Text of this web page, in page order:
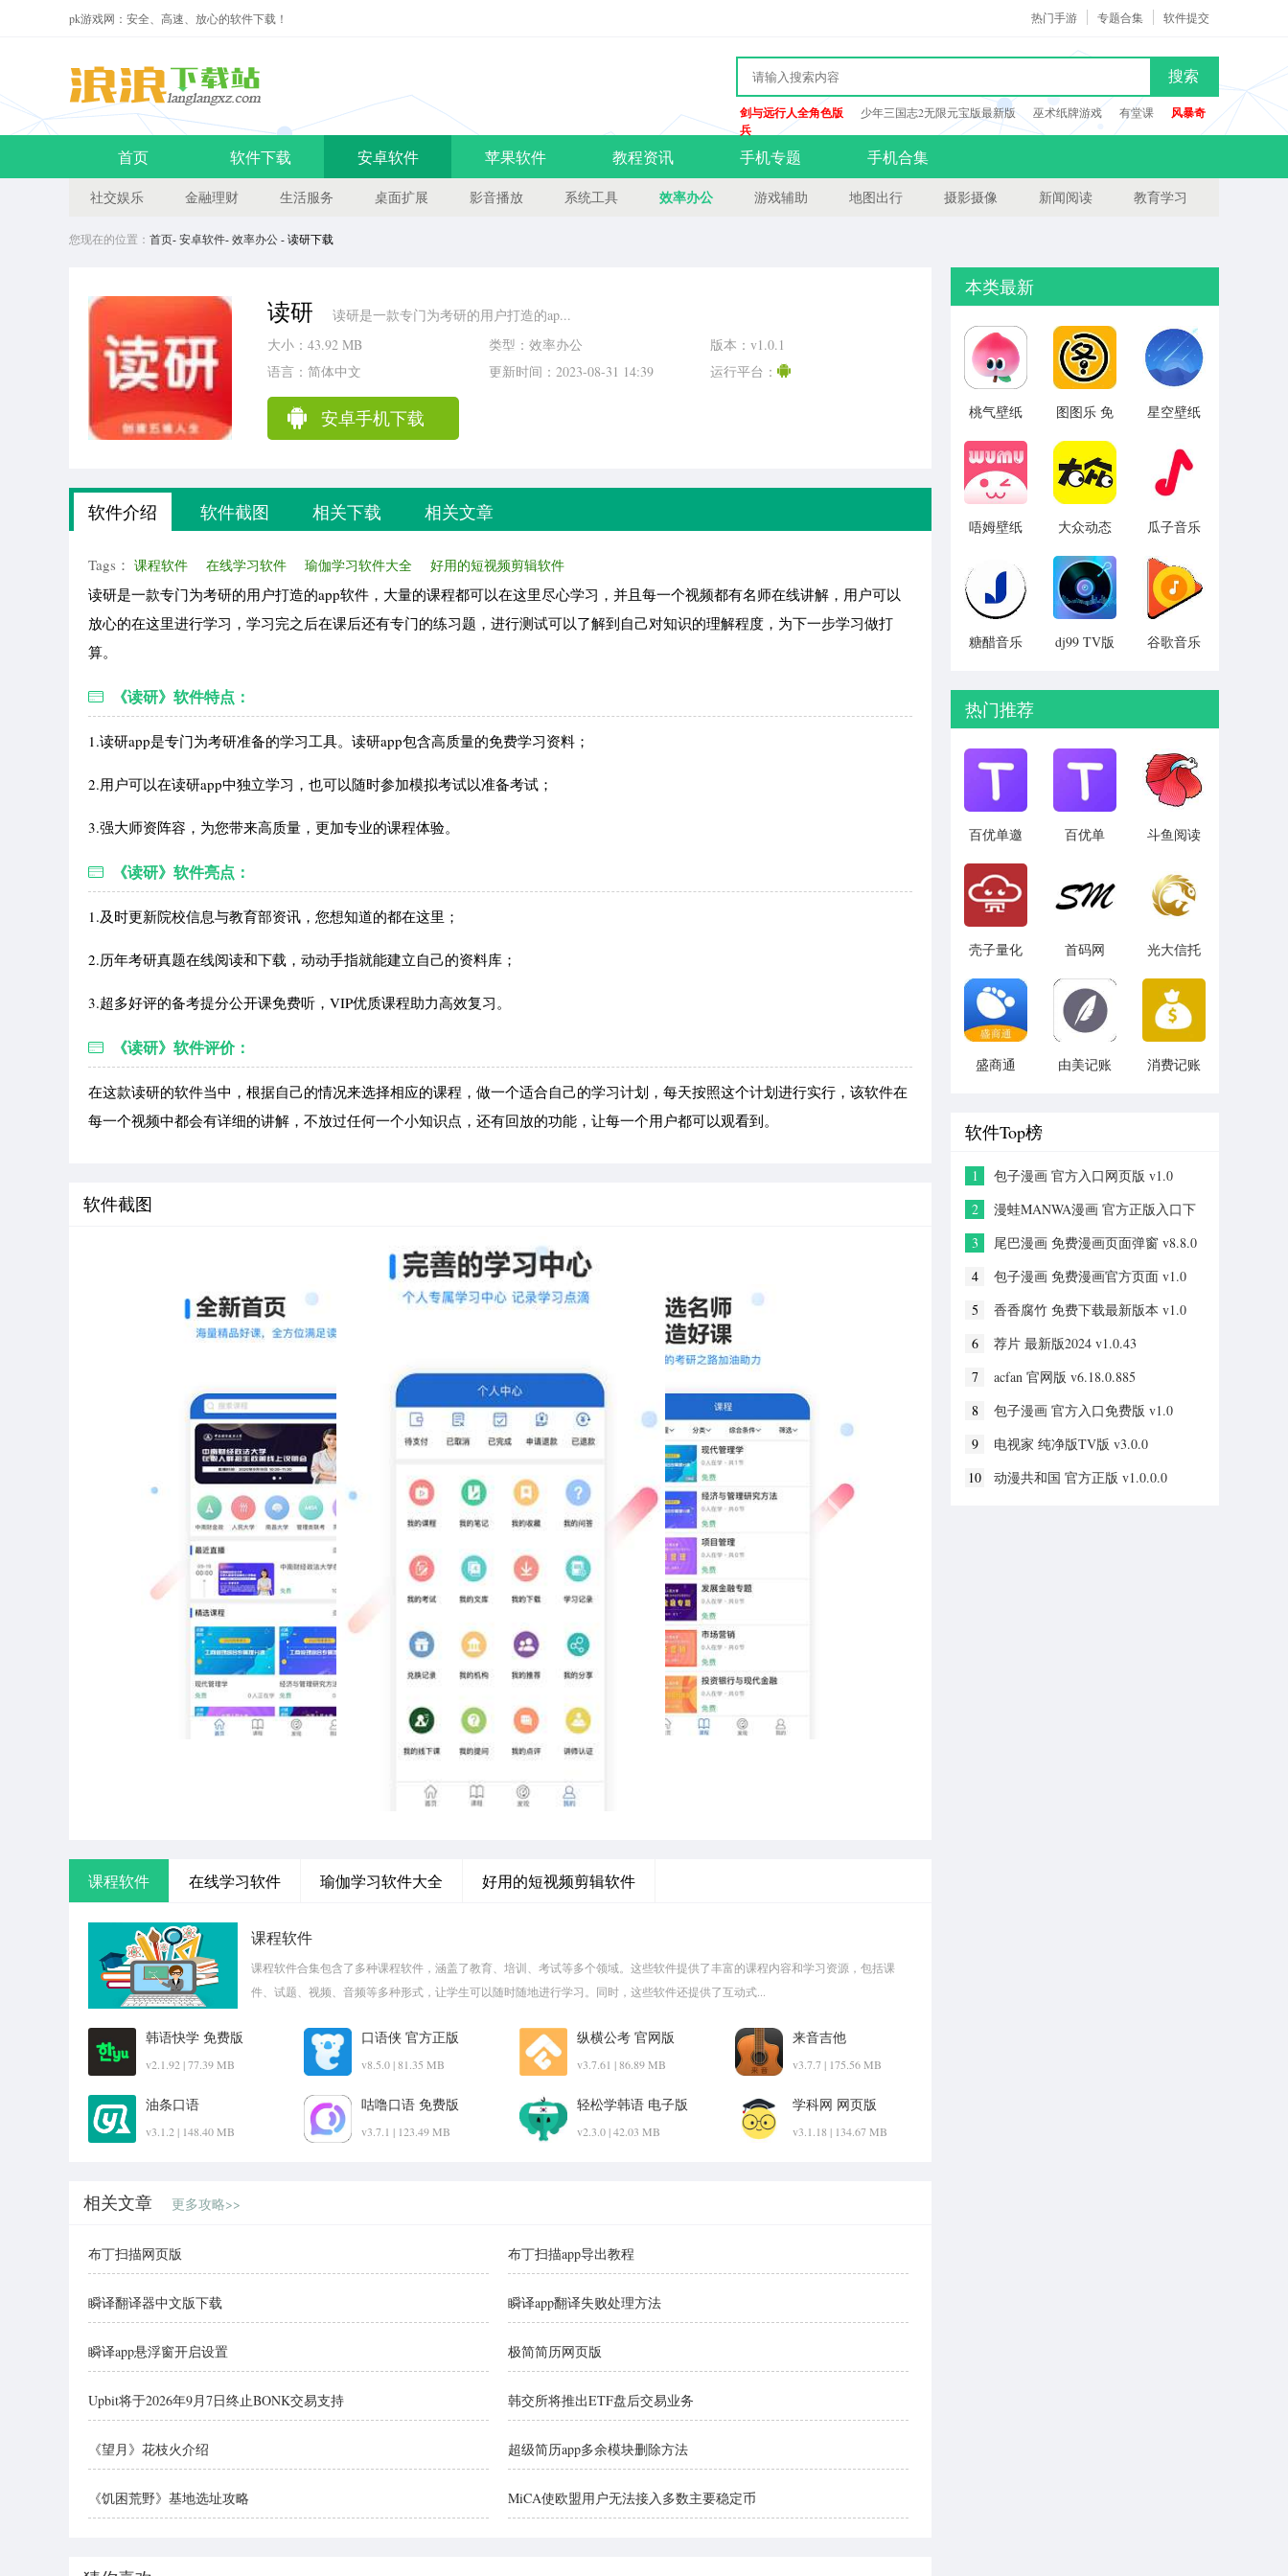
pk游戏网：安全、高速、放心的软件下载！ 软件提交
专题合集
热门手游
搜索
剑与远行人全角色版 少年三国志2无限元宝版最新版 巫术纸牌游戏 有堂课
风暴奇
兵
首页 软件下载 安卓软件 苹果软件 教程资讯 手机专题 手机合集
社交娱乐 金融理财 生活服务 桌面扩展 影音播放 系统工具 效率办公 游戏辅助 地图出行 摄影摄像 新闻阅读 教育学习
您现在的位置： 首页-安卓软件-效率办公- 读研下载
读研
读研是一款专门为考研的用户打造的ap...
大小：43.92 MB
类型：效率办公
版本：v1.0.1
语言：简体中文
更新时间：2023-08-31 14:39 运行平台：
安卓手机下载
软件介绍 软件截图 相关下载 相关文章
Tags： 课程软件 在线学习软件 瑜伽学习软件大全 好用的短视频剪辑软件
读研是一款专门为考研的用户打造的app软件，大量的课程都可以在这里尽心学习，并且每一个视频都有名师在线讲解，用户可以
放心的在这里进行学习，学习完之后在课后还有专门的练习题，进行测试可以了解到自己对知识的理解程度，为下一步学习做打
算。
《读研》软件特点：
1.读研app是专门为考研准备的学习工具。读研app包含高质量的免费学习资料；
2.用户可以在读研app中独立学习，也可以随时参加模拟考试以准备考试；
3.强大师资阵容，为您带来高质量，更加专业的课程体验。
《读研》软件亮点：
1.及时更新院校信息与教育部资讯，您想知道的都在这里；
2.历年考研真题在线阅读和下载，动动手指就能建立自己的资料库；
3.超多好评的备考提分公开课免费听，VIP优质课程助力高效复习。
《读研》软件评价：
在这款读研的软件当中，根据自己的情况来选择相应的课程，做一个适合自己的学习计划，每天按照这个计划进行实行，该软件在
每一个视频中都会有详细的讲解，不放过任何一个小知识点，还有回放的功能，让每一个用户都可以观看到。
软件截图
课程软件 在线学习软件 瑜伽学习软件大全 好用的短视频剪辑软件
课程软件
课程软件合集包含了多种课程软件，涵盖了教育、培训、考试等多个领域。这些软件提供了丰富的课程内容和学习资源，包括课
件、试题、视频、音频等多种形式，让学生可以随时随地进行学习。同时，这些软件还提供了互动式...
韩语快学 免费版
v2.1.92 | 77.39 MB
口语侠 官方正版
v8.5.0 | 81.35 MB
纵横公考 官网版
v3.7.61 | 86.89 MB
来音吉他
v3.7.7 | 175.56 MB
油条口语
v3.1.2 | 148.40 MB
咕噜口语 免费版
v3.7.1 | 123.49 MB
轻松学韩语 电子版
v2.3.0 | 42.03 MB
学科网 网页版
v3.1.18 | 134.67 MB
相关文章 更多攻略>>
布丁扫描网页版 布丁扫描app导出教程
瞬译翻译器中文版下载 瞬译app翻译失败处理方法
瞬译app悬浮窗开启设置 极简简历网页版
Upbit将于2026年9月7日终止BONK交易支持 韩交所将推出ETF盘后交易业务
《望月》花枝火介绍 超级简历app多余模块删除方法
《饥困荒野》基地选址攻略 MiCA使欧盟用户无法接入多数主要稳定币
本类最新
桃气壁纸
图图乐 免
星空壁纸
版 v5.20.6
唔姆壁纸
大众动态
版 v1.3.2
瓜子音乐
糖醋音乐
play
dj99 TV版
谷歌音乐
热门推荐
百优单邀
v1.1.3
百优单
斗鱼阅读
壳子量化
首码网
光大信托
盛商通
由美记账
消费记账
软件Top榜
1
包子漫画 官方入口网页版 v1.0
2
漫蛙MANWA漫画 官方正版入口下
3
尾巴漫画 免费漫画页面弹窗 v8.8.0
4
包子漫画 免费漫画官方页面 v1.0
5
香香腐竹 免费下载最新版本 v1.0
6
荐片 最新版2024 v1.0.43
7
acfan 官网版 v6.18.0.885
8
包子漫画 官方入口免费版 v1.0
9
电视家 纯净版TV版 v3.0.0
10
动漫共和国 官方正版 v1.0.0.0